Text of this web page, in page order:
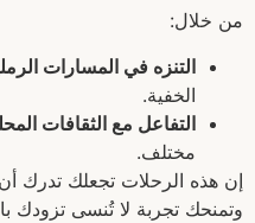
من خلال:
التنزه في المسارات
الخفية.
التفاعل مع الثقافات
مختلف.
إن هذه الرحلات تجعلك تدرك
وتمنحك تجربة لا تُنسى تزودك